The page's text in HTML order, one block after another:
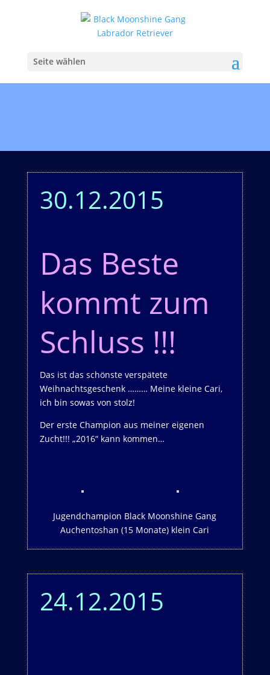
Seite wählen
30.12.2015
Das Beste
kommt zum
Schluss !!!
Das ist das schönste verspätete
Weihnachtsgeschenk ……… Meine kleine Cari,
ich bin sowas von stolz!
Der erste Champion aus meiner eigenen
Zucht!!! „2016“ kann kommen…
Jugendchampion Black Moonshine Gang
Auchentoshan (15 Monate) klein Cari
24.12.2015